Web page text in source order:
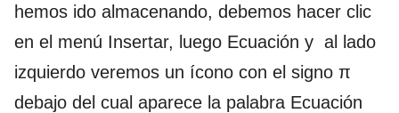
hemos ido almacenando, debemos hacer clic
en el menú Insertar, luego Ecuación y al lado
izquierdo veremos un ícono con el signo π
debajo del cual aparece la palabra Ecuación